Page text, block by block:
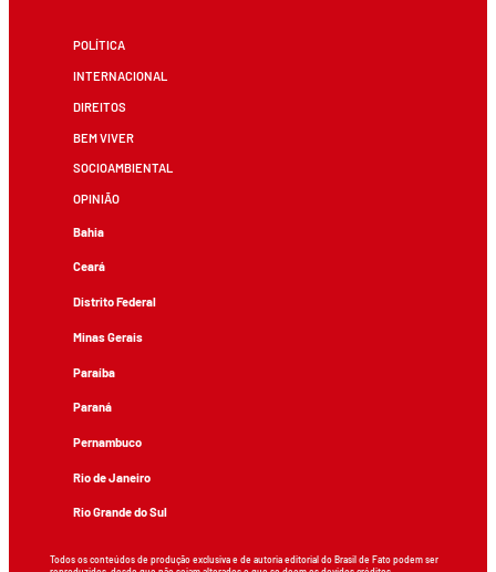
POLÍTICA
INTERNACIONAL
DIREITOS
BEM VIVER
SOCIOAMBIENTAL
OPINIÃO
Bahia
Ceará
Distrito Federal
Minas Gerais
Paraíba
Paraná
Pernambuco
Rio de Janeiro
Rio Grande do Sul
Todos os conteúdos de produção exclusiva e de autoria editorial do Brasil de Fato podem ser